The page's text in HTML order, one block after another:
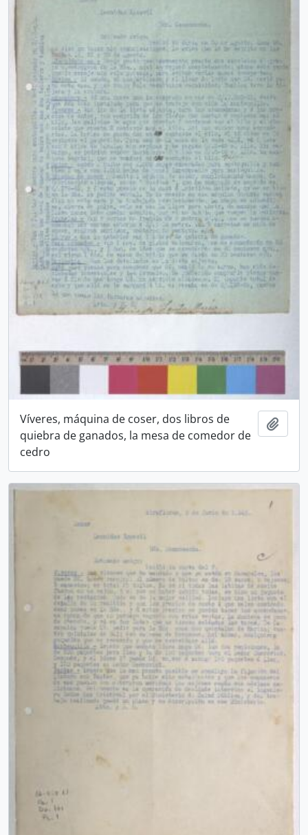
Víveres, máquina de coser, dos libros de
quiebra de ganados, la mesa de comedor de
cedro